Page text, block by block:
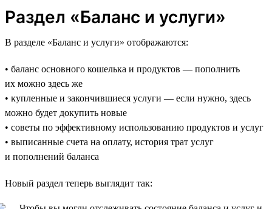
Раздел «Баланс и услуги»
В разделе «Баланс и услуги» отображаются:
• баланс основного кошелька и продуктов — пополнить
их можно здесь же
• купленные и закончившиеся услуги — если нужно, здесь
можно будет докупить новые
• советы по эффективному использованию продуктов и услуг
• выписанные счета на оплату, история трат услуг
и пополнений баланса
Новый раздел теперь выглядит так: